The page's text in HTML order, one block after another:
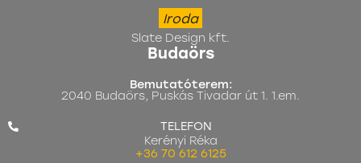
Iroda
Slate Design kft.
Budaörs
Bemutatóterem:
2040 Budaörs, Puskás Tivadar út 1. 1.em.
TELEFON
Kerényi Réka
+36 70 612 6125